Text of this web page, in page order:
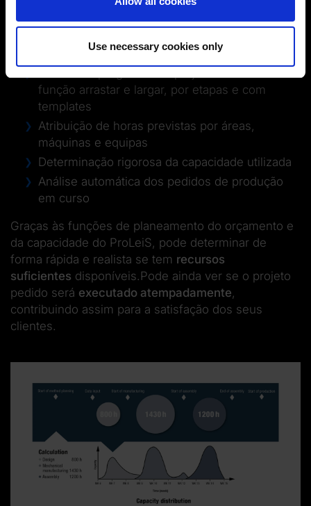
Imprint|Data protection |Disclaimer of liability
Use necessary cookies only
em tarifa horária
função arrastar e largar, por etapas e com
templates
Atribuição de horas previstas por áreas,
máquinas e equipas
Determinação rigorosa da capacidade utilizada
Análise automática dos pedidos de produção
em curso
Graças às funções de planeamento do orçamento e
da capacidade do ProLeiS, pode determinar de
forma rápida e realista se tem recursos
suficientes disponíveis.Pode ainda ver se o projeto
pedido será executado atempadamente,
contribuindo assim para a satisfação dos seus
clientes.